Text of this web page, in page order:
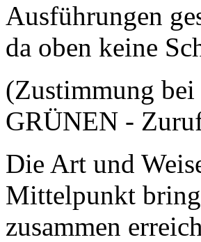
Ausführungen
da oben keine
(Zustimmung
GRÜNEN -
Die Art und
Mittelpunkt
zusammen